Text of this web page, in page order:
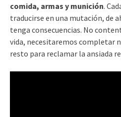
comida, armas y munición.
traducirse en una mutación, de
tenga consecuencias. No
vida, necesitaremos completar
resto para reclamar la ansiada